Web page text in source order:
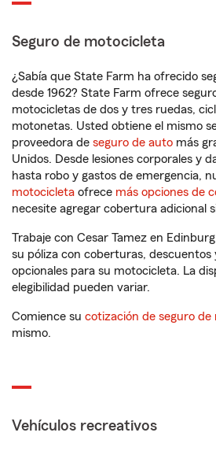
Seguro de motocicleta
¿Sabía que State Farm ha ofrecido
desde 1962? State Farm ofrece
motocicletas de dos y tres ruedas,
motonetas. Usted obtiene el mismo
proveedora de seguro de auto más
Unidos. Desde lesiones corporales y
hasta robo y gastos de emergencia,
motocicleta ofrece más opciones de
necesite agregar cobertura adicional
Trabaje con Cesar Tamez en
su póliza con coberturas,
opcionales para su motocicleta. La
elegibilidad pueden variar.
Comience su cotización de seguro
mismo.
Vehículos recreativos